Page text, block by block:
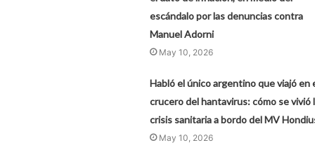
escándalo por las denuncias contra
Manuel Adorni
May 10, 2026
Habló el único argentino que viajó en
crucero del hantavirus: cómo se vivió
crisis sanitaria a bordo del MV
May 10, 2026